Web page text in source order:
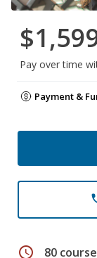
Pay over time
Payment &
schedule 80